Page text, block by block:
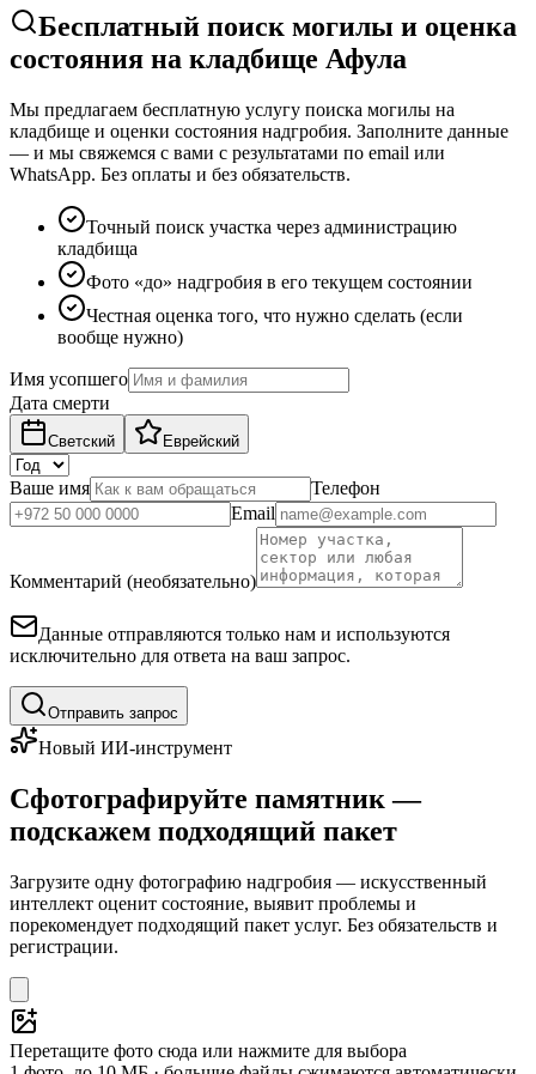
Бесплатный поиск могилы и оценка
состояния на кладбище Афула
Мы предлагаем бесплатную услугу поиска могилы на
кладбище и оценки состояния надгробия. Заполните данные
— и мы свяжемся с вами с результатами по email или
WhatsApp. Без оплаты и без обязательств.
Точный поиск участка через администрацию
кладбища
Фото «до» надгробия в его текущем состоянии
Честная оценка того, что нужно сделать (если
вообще нужно)
Имя усопшего
Дата смерти
Светский Еврейский
Ваше имя
Телефон
Email
Комментарий (необязательно)
Данные отправляются только нам и используются
исключительно для ответа на ваш запрос.
Отправить запрос
Новый ИИ-инструмент
Сфотографируйте памятник —
подскажем подходящий пакет
Загрузите одну фотографию надгробия — искусственный
интеллект оценит состояние, выявит проблемы и
порекомендует подходящий пакет услуг. Без обязательств и
регистрации.
Перетащите фото сюда или нажмите для выбора